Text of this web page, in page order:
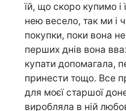
їй, що скоро купимо і
нею весело, так ми і
покупки, поки вона
перших днів вона
купати допомагала,
принести тощо. Все
для моєї старшої
виробляла в ній